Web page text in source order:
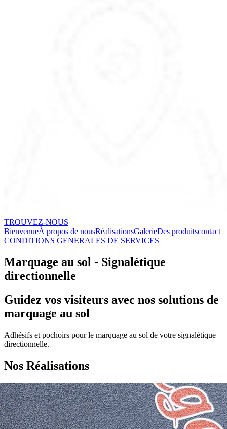
TROUVEZ-NOUS
BienvenueÀ propos de nousRéalisationsGalerieDes produitscontact
CONDITIONS GENERALES DE SERVICES
Marquage au sol - Signalétique
directionnelle
Guidez vos visiteurs avec nos solutions de
marquage au sol
Adhésifs et pochoirs pour le marquage au sol de votre signalétique
directionnelle.
Nos Réalisations